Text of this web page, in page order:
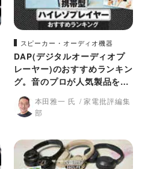
スピーカー・オーディオ機器
DAP(デジタルオーディオプ
レーヤー)のおすすめランキン
グ。音のプロが人気製品を比
較【2026年】
本田雅一 氏
家電批評編集
部